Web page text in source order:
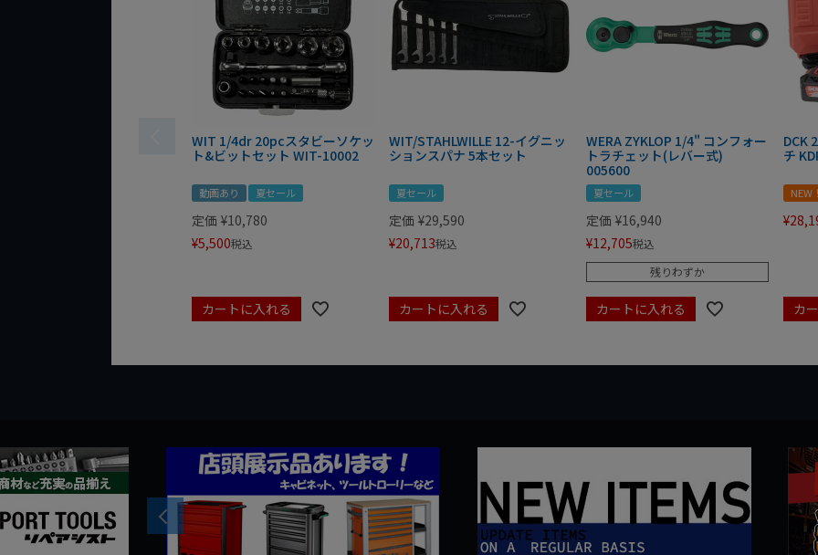
WIT 1/4dr 20pcスタビーソケッ
ト&ビットセット WIT-10002
動画あり 夏セール
定価 ¥10,780
¥5,500税込
カートに入れる
WIT/STAHLWILLE 12-イグニッ
ションスパナ 5本セット
夏セール
定価 ¥29,590
¥20,713税込
カートに入れる
WERA ZYKLOP 1/4" コンフォー
トラチェット(レバー式)
005600
夏セール
定価 ¥16,940
¥12,705税込
残りわずか
カートに入れる
DCK
チ
NEW！
¥
カ
Previous